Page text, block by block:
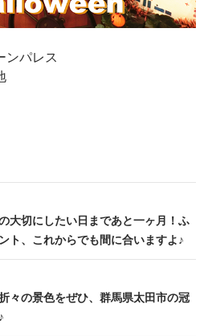
ンパレス
大切にしたい日まであと一ヶ月！ふ
ト、これからでも間に合いますよ♪
々の景色をぜひ、群馬県太田市の冠